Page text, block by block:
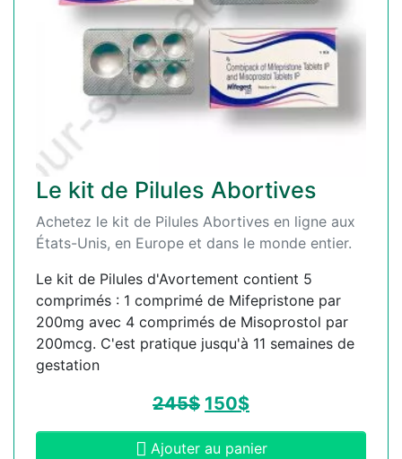
Le kit de Pilules Abortives
Achetez le kit de Pilules Abortives en ligne aux
États-Unis, en Europe et dans le monde entier.
Le kit de Pilules d'Avortement contient 5
comprimés : 1 comprimé de Mifepristone par
200mg avec 4 comprimés de Misoprostol par
200mcg. C'est pratique jusqu'à 11 semaines de
gestation
245$ 150$
Ajouter au panier